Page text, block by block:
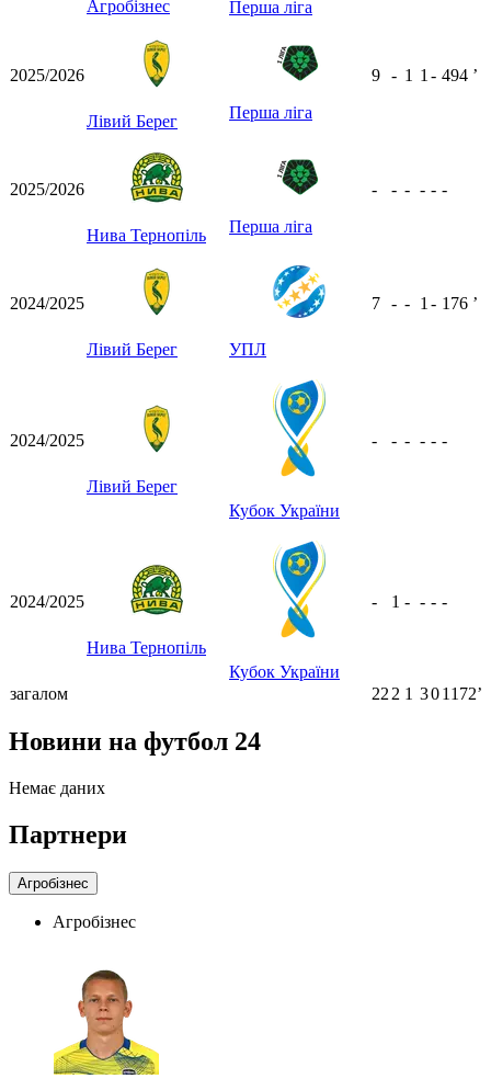
Агробізнес
Перша ліга
2025/2026
Лівий Берег Перша ліга
9 - 1 1 - 494 ʼ
2025/2026
Нива Тернопіль Перша ліга
- - - - - -
2024/2025
Лівий Берег УПЛ
7 - - 1 - 176 ʼ
2024/2025
Лівий Берег
Кубок України
- - - - - -
2024/2025
Нива Тернопіль
Кубок України
- 1 - - - -
загалом 22 2 1 301172ʼ
Новини на футбол 24
Немає даних
Партнери
Агробізнес
Агробізнес